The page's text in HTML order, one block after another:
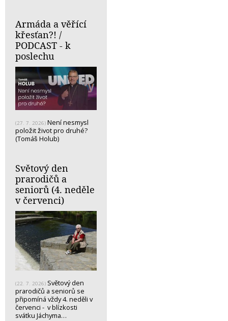
Armáda a věřící
křesťan?! /
PODCAST - k
poslechu
(27. 7. 2026) Není nesmysl
položit život pro druhé?
(Tomáš Holub)
Světový den
prarodičů a
seniorů (4. neděle
v červenci)
(22. 7. 2026) Světový den
prarodičů a seniorů se
připomíná vždy 4. neděli v
červenci - v blízkosti
svátku Jáchyma…